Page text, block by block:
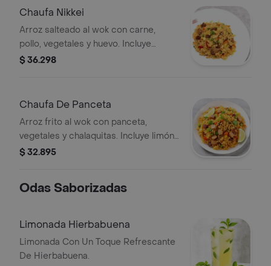
Chaufa Nikkei
Arroz salteado al wok con carne,
pollo, vegetales y huevo. Incluye
zanahoria, pimientos y cebolla.
$ 36.298
Chaufa De Panceta
Arroz frito al wok con panceta,
vegetales y chalaquitas. Incluye limón
para acompañar.
$ 32.895
Odas Saborizadas
Limonada Hierbabuena
Limonada Con Un Toque Refrescante
De Hierbabuena.